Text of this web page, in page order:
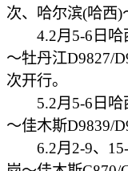
次、哈尔滨(哈西)
4.2月5-6日哈
～牡丹江D9827/
次开行。
5.2月5-6日哈
～佳木斯D9839/
6.2月2-9、15-